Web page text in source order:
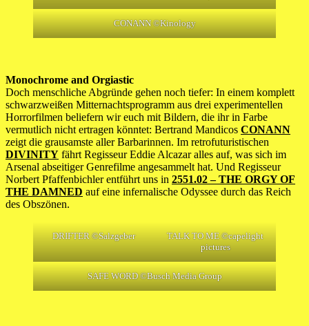
CONANN ©Kinology
Monochrome and Orgiastic
Doch menschliche Abgründe gehen noch tiefer: In einem komplett
schwarzweißen Mitternachtsprogramm aus drei experimentellen
Horrorfilmen beliefern wir euch mit Bildern, die ihr in Farbe
vermutlich nicht ertragen könntet: Bertrand Mandicos CONANN
zeigt die grausamste aller Barbarinnen. Im retrofuturistischen
DIVINITY fährt Regisseur Eddie Alcazar alles auf, was sich im
Arsenal abseitiger Genrefilme angesammelt hat. Und Regisseur
Norbert Pfaffenbichler entführt uns in 2551.02 – THE ORGY OF
THE DAMNED auf eine infernalische Odyssee durch das Reich
des Obszönen.
DRIFTER ©Salzgeber
TALK TO ME ©capelight
pictures
SAFE WORD ©Busch Media Group